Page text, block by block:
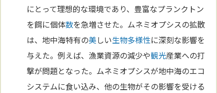
にとって理想的な環境であり、豊富なプランクトン
を餌に個体数を急増させた。ムネミオプシスの拡散
は、地中海特有の美しい生物多様性に深刻な影響を
与えた。例えば、漁業資源の減少や観光産業への打
撃が問題となった。ムネミオプシスが地中海のエコ
システムに食い込み、他の生物がその影響を受ける